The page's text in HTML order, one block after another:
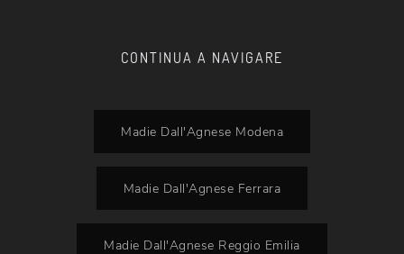
CONTINUA A NAVIGARE
Madie Dall'Agnese Modena
Madie Dall'Agnese Ferrara
Madie Dall'Agnese Reggio Emilia